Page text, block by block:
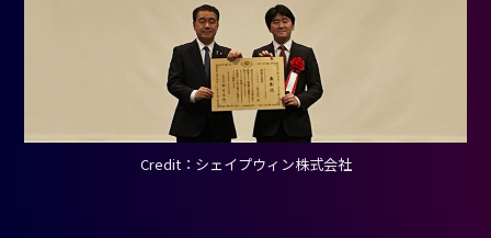
Credit：シェイプウィン株式会社